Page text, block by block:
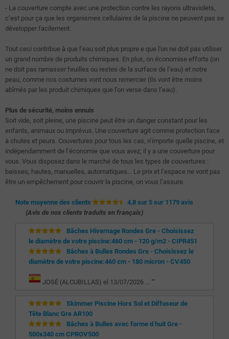
- La couverture compte avec une protection contre les rayons ultraviolets,
c’est pour ça que les organismes cellulaires de la piscine ne peuvent pas se
développer facilement.
Tout ceci contribue à que l’eau soit plus propre e que l’on ne doit pas utiliser
un grand nombre de produits chimiques. En plus, on économise efforts (on
ne doit pas ramasser feuilles ou restes de la surface de l’eau) et notre
peau, comme nos costumes vont nous remercier (ils vont être moins
abîmés par les produit chimiques que l’on verse dans l’eau).
Plus de sécurité, moins ennuis
Soit vide, soit pleine, une piscine peut être un danger constant pour les
enfants, animaux ou imprévus. Une couverture agit comme protection face
à chutes et peurs. Couvertures pour tous les cas, n’importe quelle piscine, et
indépendamment de l’économie que vous avez, il y a une couverture pour
vous. Vous disposez dans le marché de tous les types de couvertures :
baisses, hautes, manuelles, automatiques… Le prix et l’espace ne vont pas
être un empêchement pour couvrir la piscine, on vous l’assure.
Note moyenne des clients
4,8 sur 5 sur 1179 avis
(Avis de nos clients traduits en français)
Bâches Hivernage Rondes Gre - Choisissez
le diamètre de votre piscine:460 cm - 120 g/m2 - CIPR451
Bâches à Bulles Rondes Gre - Choisissez le
diamètre de votre piscine:460 cm - 180 micron - CV450
JOSÉ (ALCUBILLAS) el 13/07/2026 ... ""
Skimmer Piscine Hors Sol et Diffuseur de
Tête Blanc Gre AR100
Bâches à Bulles avec forme d huit Gre -
500x340 cm CPROV500